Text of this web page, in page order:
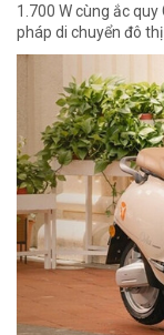
1.700 W cùng ắc
pháp di chuyển đô